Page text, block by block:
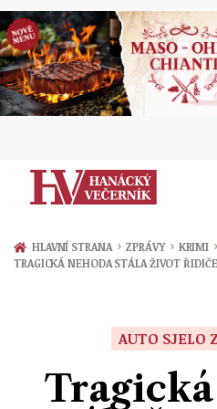
Zprávy
Přerov
Ekonomika
Ženy
Sport
HLAVNÍ STRANA › ZPRÁVY › KRIMI ›
TRAGICKÁ NEHODA STÁLA ŽIVOT ŘIDIČE
AUTO SJELO